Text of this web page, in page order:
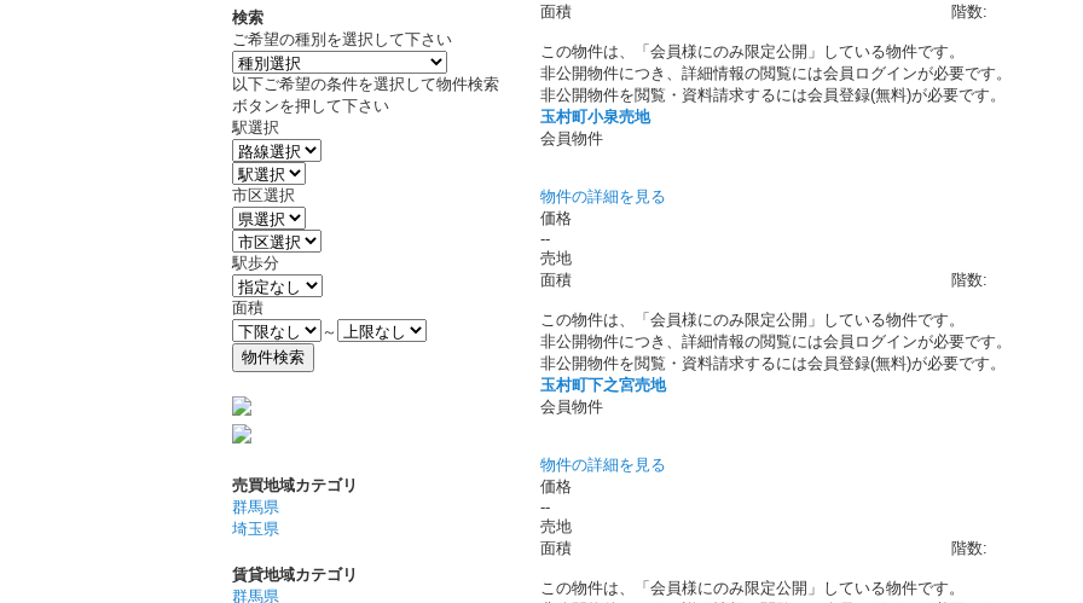
面積
階数:
この物件は、「会員様にのみ限定公開」している物件です。
非公開物件につき、詳細情報の閲覧には会員ログインが必要です。
非公開物件を閲覧・資料請求するには会員登録(無料)が必要です。
玉村町小泉売地
会員物件
物件の詳細を見る
価格
--
売地
面積
階数:
この物件は、「会員様にのみ限定公開」している物件です。
非公開物件につき、詳細情報の閲覧には会員ログインが必要です。
非公開物件を閲覧・資料請求するには会員登録(無料)が必要です。
玉村町下之宮売地
会員物件
物件の詳細を見る
価格
--
売地
面積
階数:
この物件は、「会員様にのみ限定公開」している物件です。
検索
ご希望の種別を選択して下さい
以下ご希望の条件を選択して物件検索
ボタンを押して下さい
駅選択
市区選択
駅歩分
面積
～
売買地域カテゴリ
群馬県
埼玉県
賃貸地域カテゴリ
群馬県